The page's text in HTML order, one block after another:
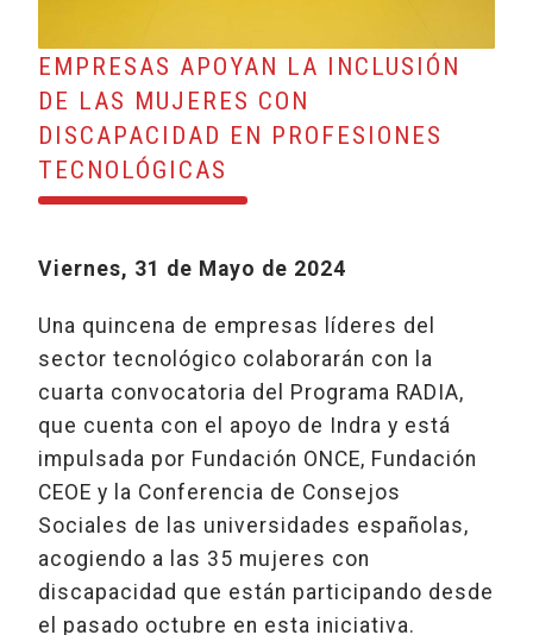
EMPRESAS APOYAN LA INCLUSIÓN
DE LAS MUJERES CON
DISCAPACIDAD EN PROFESIONES
TECNOLÓGICAS
Viernes, 31 de Mayo de 2024
Una quincena de empresas líderes del
sector tecnológico colaborarán con la
cuarta convocatoria del Programa RADIA,
que cuenta con el apoyo de Indra y está
impulsada por Fundación ONCE, Fundación
CEOE y la Conferencia de Consejos
Sociales de las universidades españolas,
acogiendo a las 35 mujeres con
discapacidad que están participando desde
el pasado octubre en esta iniciativa.